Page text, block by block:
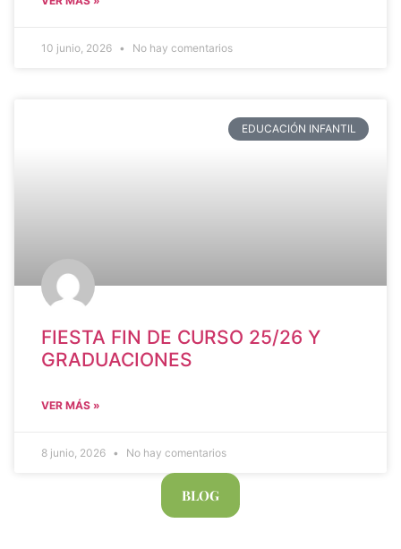
10 junio, 2026 No hay comentarios
EDUCACIÓN INFANTIL
FIESTA FIN DE CURSO 25/26 Y
GRADUACIONES
VER MÁS »
8 junio, 2026 No hay comentarios
BLOG